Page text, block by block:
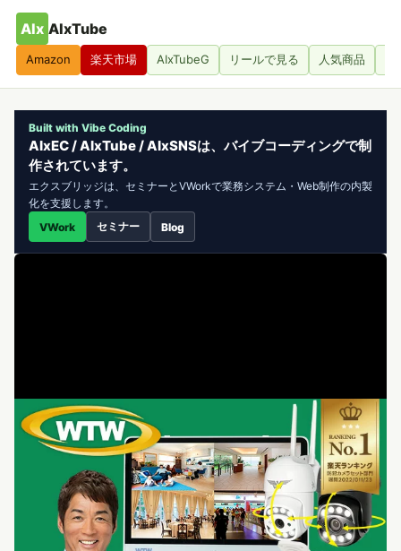
AIx AIxTube
Amazon 楽天市場 AIxTubeG リールで見る 人気商品
Built with Vibe Coding
AIxEC / AIxTube / AIxSNSは、バイブコーディングで制
作されています。
エクスブリッジは、セミナーとVWorkで業務システム・Web制作の内製
化を支援します。
VWork
セミナー Blog